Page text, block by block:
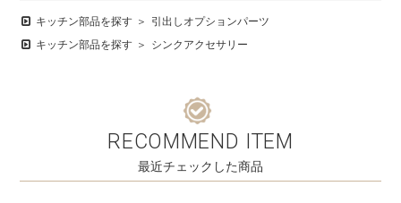
キッチン部品を探す
引出しオプションパーツ
キッチン部品を探す
シンクアクセサリー
RECOMMEND ITEM
最近チェックした商品